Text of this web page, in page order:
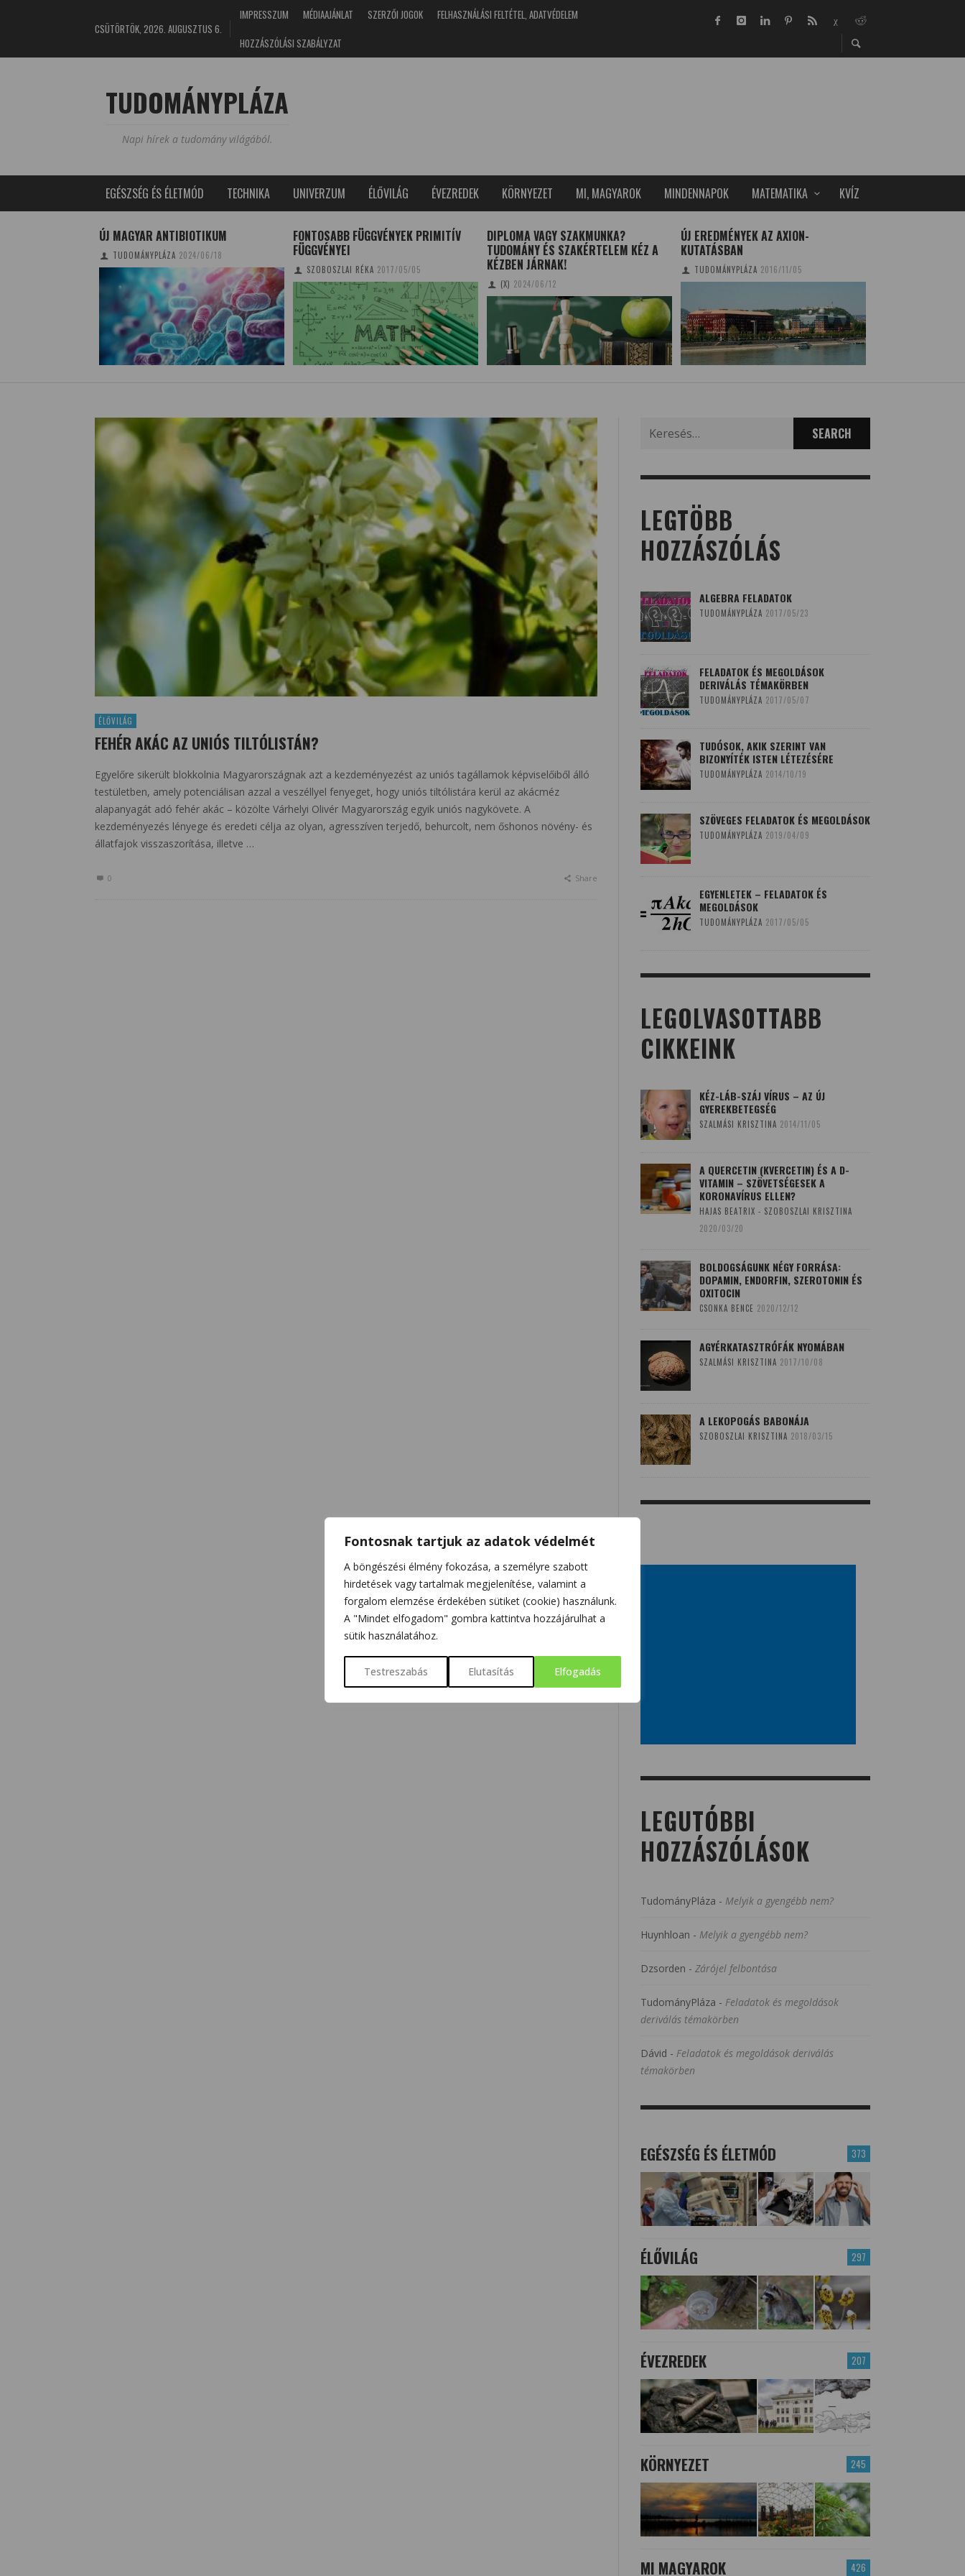
Fontosnak tartjuk az adatok védelmét
A böngészési élmény fokozása, a személyre szabott
hirdetések vagy tartalmak megjelenítése, valamint a
forgalom elemzése érdekében sütiket (cookie) használunk.
A "Mindet elfogadom" gombra kattintva hozzájárulhat a
sütik használatához.
Testreszabás Elutasítás Elfogadás
CSÜTÖRTÖK, 2026. AUGUSZTUS 6.
IMPRESSZUM MÉDIAAJÁNLAT SZERZŐI JOGOK
FELHASZNÁLÁSI FELTÉTEL, ADATVÉDELEM
HOZZÁSZÓLÁSI SZABÁLYZAT
TUDOMÁNYPLÁZA
Napi hírek a tudomány világából.
EGÉSZSÉG ÉS ÉLETMÓD TECHNIKA UNIVERZUM ÉLŐVILÁG ÉVEZREDEK KÖRNYEZET MI, MAGYAROK MINDENNAPOK MATEMATIKA KVÍZ
ÚJ MAGYAR ANTIBIOTIKUM
TUDOMÁNYPLÁZA 2024/06/18
FONTOSABB FÜGGVÉNYEK PRIMITÍV
FÜGGVÉNYEI
SZOBOSZLAI RÉKA 2017/05/05
DIPLOMA VAGY SZAKMUNKA?
TUDOMÁNY ÉS SZAKÉRTELEM KÉZ A
KÉZBEN JÁRNAK!
(X) 2024/06/12
ÚJ EREDMÉNYEK AZ AXION-
KUTATÁSBAN
TUDOMÁNYPLÁZA 2016/11/05
ÉLŐVILÁG
FEHÉR AKÁC AZ UNIÓS TILTÓLISTÁN?
Egyelőre sikerült blokkolnia Magyarországnak azt a kezdeményezést az uniós tagállamok képviselőiből álló
testületben, amely potenciálisan azzal a veszéllyel fenyeget, hogy uniós tiltólistára kerül az akácméz
alapanyagát adó fehér akác – közölte Várhelyi Olivér Magyarország egyik uniós nagykövete. A
kezdeményezés lényege és eredeti célja az olyan, agresszíven terjedő, behurcolt, nem őshonos növény- és
állatfajok visszaszorítása, illetve …
0 Share
for:
LEGTÖBB
HOZZÁSZÓLÁS
ALGEBRA FELADATOK
TUDOMÁNYPLÁZA 2017/05/23
FELADATOK ÉS MEGOLDÁSOK
DERIVÁLÁS TÉMAKÖRBEN
TUDOMÁNYPLÁZA 2017/05/07
TUDÓSOK, AKIK SZERINT VAN
BIZONYÍTÉK ISTEN LÉTEZÉSÉRE
TUDOMÁNYPLÁZA 2014/10/19
SZÖVEGES FELADATOK ÉS MEGOLDÁSOK
TUDOMÁNYPLÁZA 2019/04/09
EGYENLETEK – FELADATOK ÉS
MEGOLDÁSOK
TUDOMÁNYPLÁZA 2017/05/05
LEGOLVASOTTABB
CIKKEINK
KÉZ-LÁB-SZÁJ VÍRUS – AZ ÚJ
GYEREKBETEGSÉG
SZALMÁSI KRISZTINA 2014/11/05
A QUERCETIN (KVERCETIN) ÉS A D-
VITAMIN – SZÖVETSÉGESEK A
KORONAVÍRUS ELLEN?
HAJAS BEATRIX - SZOBOSZLAI KRISZTINA
2020/03/20
BOLDOGSÁGUNK NÉGY FORRÁSA:
DOPAMIN, ENDORFIN, SZEROTONIN ÉS
OXITOCIN
CSONKA BENCE 2020/12/12
AGYÉRKATASZTRÓFÁK NYOMÁBAN
SZALMÁSI KRISZTINA 2017/10/08
A LEKOPOGÁS BABONÁJA
SZOBOSZLAI KRISZTINA 2018/03/15
LEGUTÓBBI
HOZZÁSZÓLÁSOK
TudományPláza - Melyik a gyengébb nem?
Huynhloan - Melyik a gyengébb nem?
Dzsorden - Zárójel felbontása
TudományPláza - Feladatok és megoldások
deriválás témakörben
Dávid - Feladatok és megoldások deriválás
témakörben
373
EGÉSZSÉG ÉS ÉLETMÓD
297
ÉLŐVILÁG
207
ÉVEZREDEK
245
KÖRNYEZET
426
MI MAGYAROK